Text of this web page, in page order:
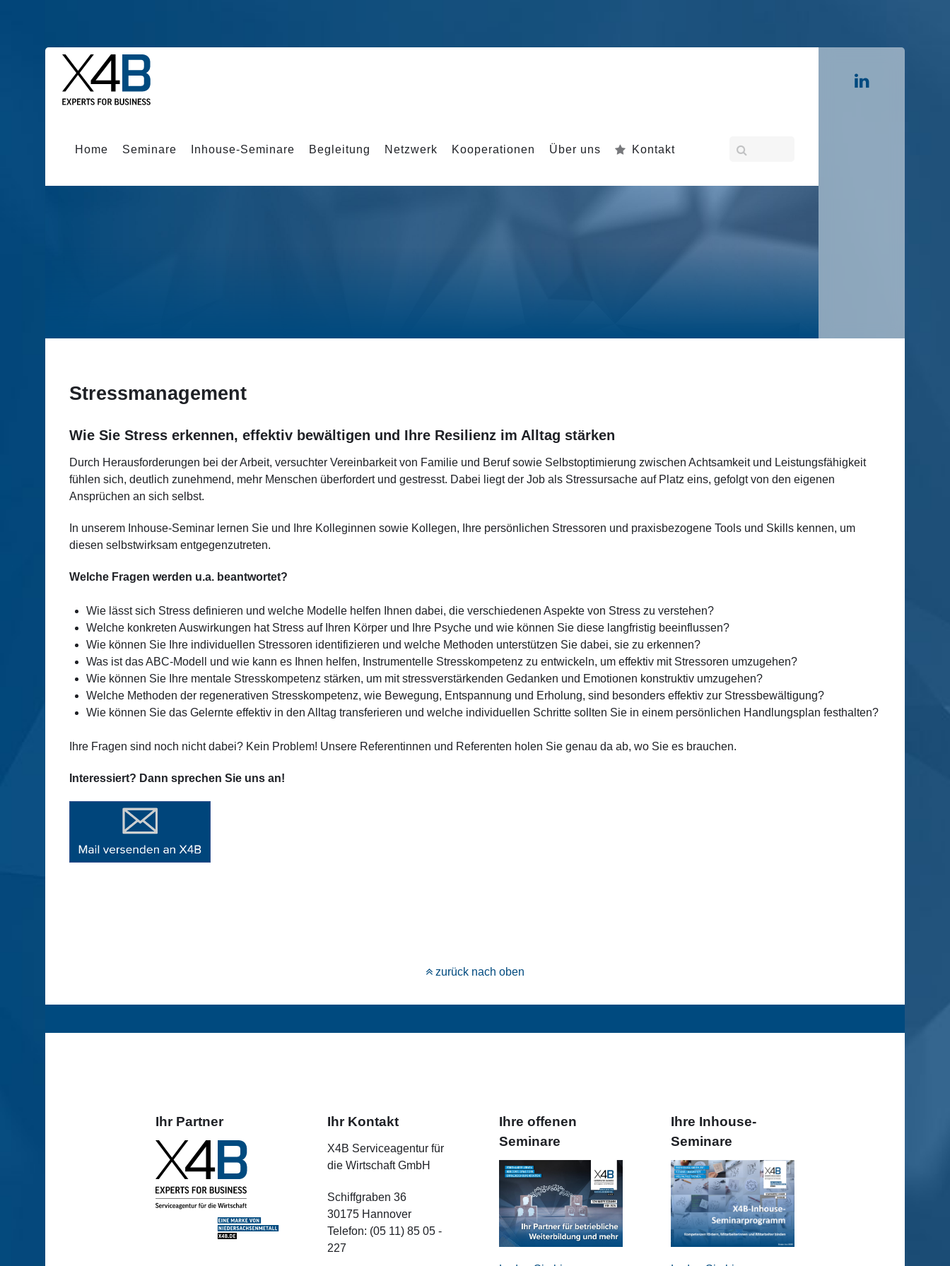
Home Seminare Inhouse-Seminare Begleitung Netzwerk Kooperationen Über uns Kontakt
Stressmanagement
Wie Sie Stress erkennen, effektiv bewältigen und Ihre Resilienz im Alltag stärken
Durch Herausforderungen bei der Arbeit, versuchter Vereinbarkeit von Familie und Beruf sowie Selbstoptimierung zwischen Achtsamkeit und Leistungsfähigkeit
fühlen sich, deutlich zunehmend, mehr Menschen überfordert und gestresst. Dabei liegt der Job als Stressursache auf Platz eins, gefolgt von den eigenen
Ansprüchen an sich selbst.
In unserem Inhouse-Seminar lernen Sie und Ihre Kolleginnen sowie Kollegen, Ihre persönlichen Stressoren und praxisbezogene Tools und Skills kennen, um
diesen selbstwirksam entgegenzutreten.
Welche Fragen werden u.a. beantwortet?
Wie lässt sich Stress definieren und welche Modelle helfen Ihnen dabei, die verschiedenen Aspekte von Stress zu verstehen?
Welche konkreten Auswirkungen hat Stress auf Ihren Körper und Ihre Psyche und wie können Sie diese langfristig beeinflussen?
Wie können Sie Ihre individuellen Stressoren identifizieren und welche Methoden unterstützen Sie dabei, sie zu erkennen?
Was ist das ABC-Modell und wie kann es Ihnen helfen, Instrumentelle Stresskompetenz zu entwickeln, um effektiv mit Stressoren umzugehen?
Wie können Sie Ihre mentale Stresskompetenz stärken, um mit stressverstärkenden Gedanken und Emotionen konstruktiv umzugehen?
Welche Methoden der regenerativen Stresskompetenz, wie Bewegung, Entspannung und Erholung, sind besonders effektiv zur Stressbewältigung?
Wie können Sie das Gelernte effektiv in den Alltag transferieren und welche individuellen Schritte sollten Sie in einem persönlichen Handlungsplan festhalten?
Ihre Fragen sind noch nicht dabei? Kein Problem! Unsere Referentinnen und Referenten holen Sie genau da ab, wo Sie es brauchen.
Interessiert? Dann sprechen Sie uns an!
zurück nach oben
Ihr Partner Ihr Kontakt
X4B Serviceagentur für
die Wirtschaft GmbH
Schiffgraben 36
30175 Hannover
Telefon: (05 11) 85 05 -
227
Ihre offenen
Seminare
Ihre Inhouse-
Seminare